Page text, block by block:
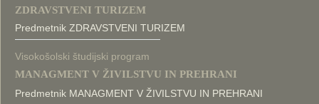
ZDRAVSTVENI TURIZEM
Predmetnik ZDRAVSTVENI TURIZEM
Visokošolski študijski program
MANAGMENT V ŽIVILSTVU IN PREHRANI
Predmetnik MANAGMENT V ŽIVILSTVU IN PREHRANI